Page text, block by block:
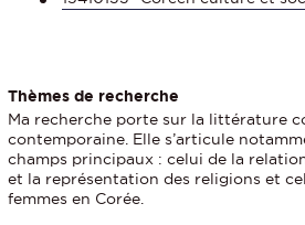
Thèmes de recherche
Ma recherche porte sur la littérature
contemporaine. Elle s’articule
champs principaux : celui de la
et la représentation des religions et
femmes en Corée.